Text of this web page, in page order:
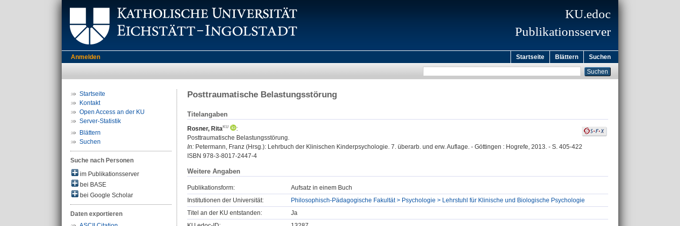
KU.edoc
Publikationsserver
Anmelden Startseite Blättern Suchen
Startseite
Kontakt
Open Access an der KU
Server-Statistik
Blättern
Suchen
Suche nach Personen
im Publikationsserver
bei BASE
bei Google Scholar
Daten exportieren
Posttraumatische Belastungsstörung
Titelangaben
Rosner, Rita
:
Posttraumatische Belastungsstörung.
In: Petermann, Franz (Hrsg.): Lehrbuch der Klinischen Kinderpsychologie. 7. überarb. und erw. Auflage. - Göttingen : Hogrefe, 2013. - S. 405-422
ISBN 978-3-8017-2447-4
Weitere Angaben
Publikationsform:
Aufsatz in einem Buch
Institutionen der Universität:
Philosophisch-Pädagogische Fakultät > Psychologie > Lehrstuhl für Klinische und Biologische Psychologie
Titel an der KU entstanden:
Ja